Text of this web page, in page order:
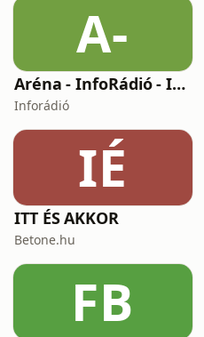
A-
Aréna - InfoRádió - Infostart.hu
Inforádió
IÉ
ITT ÉS AKKOR
Betone.hu
FB